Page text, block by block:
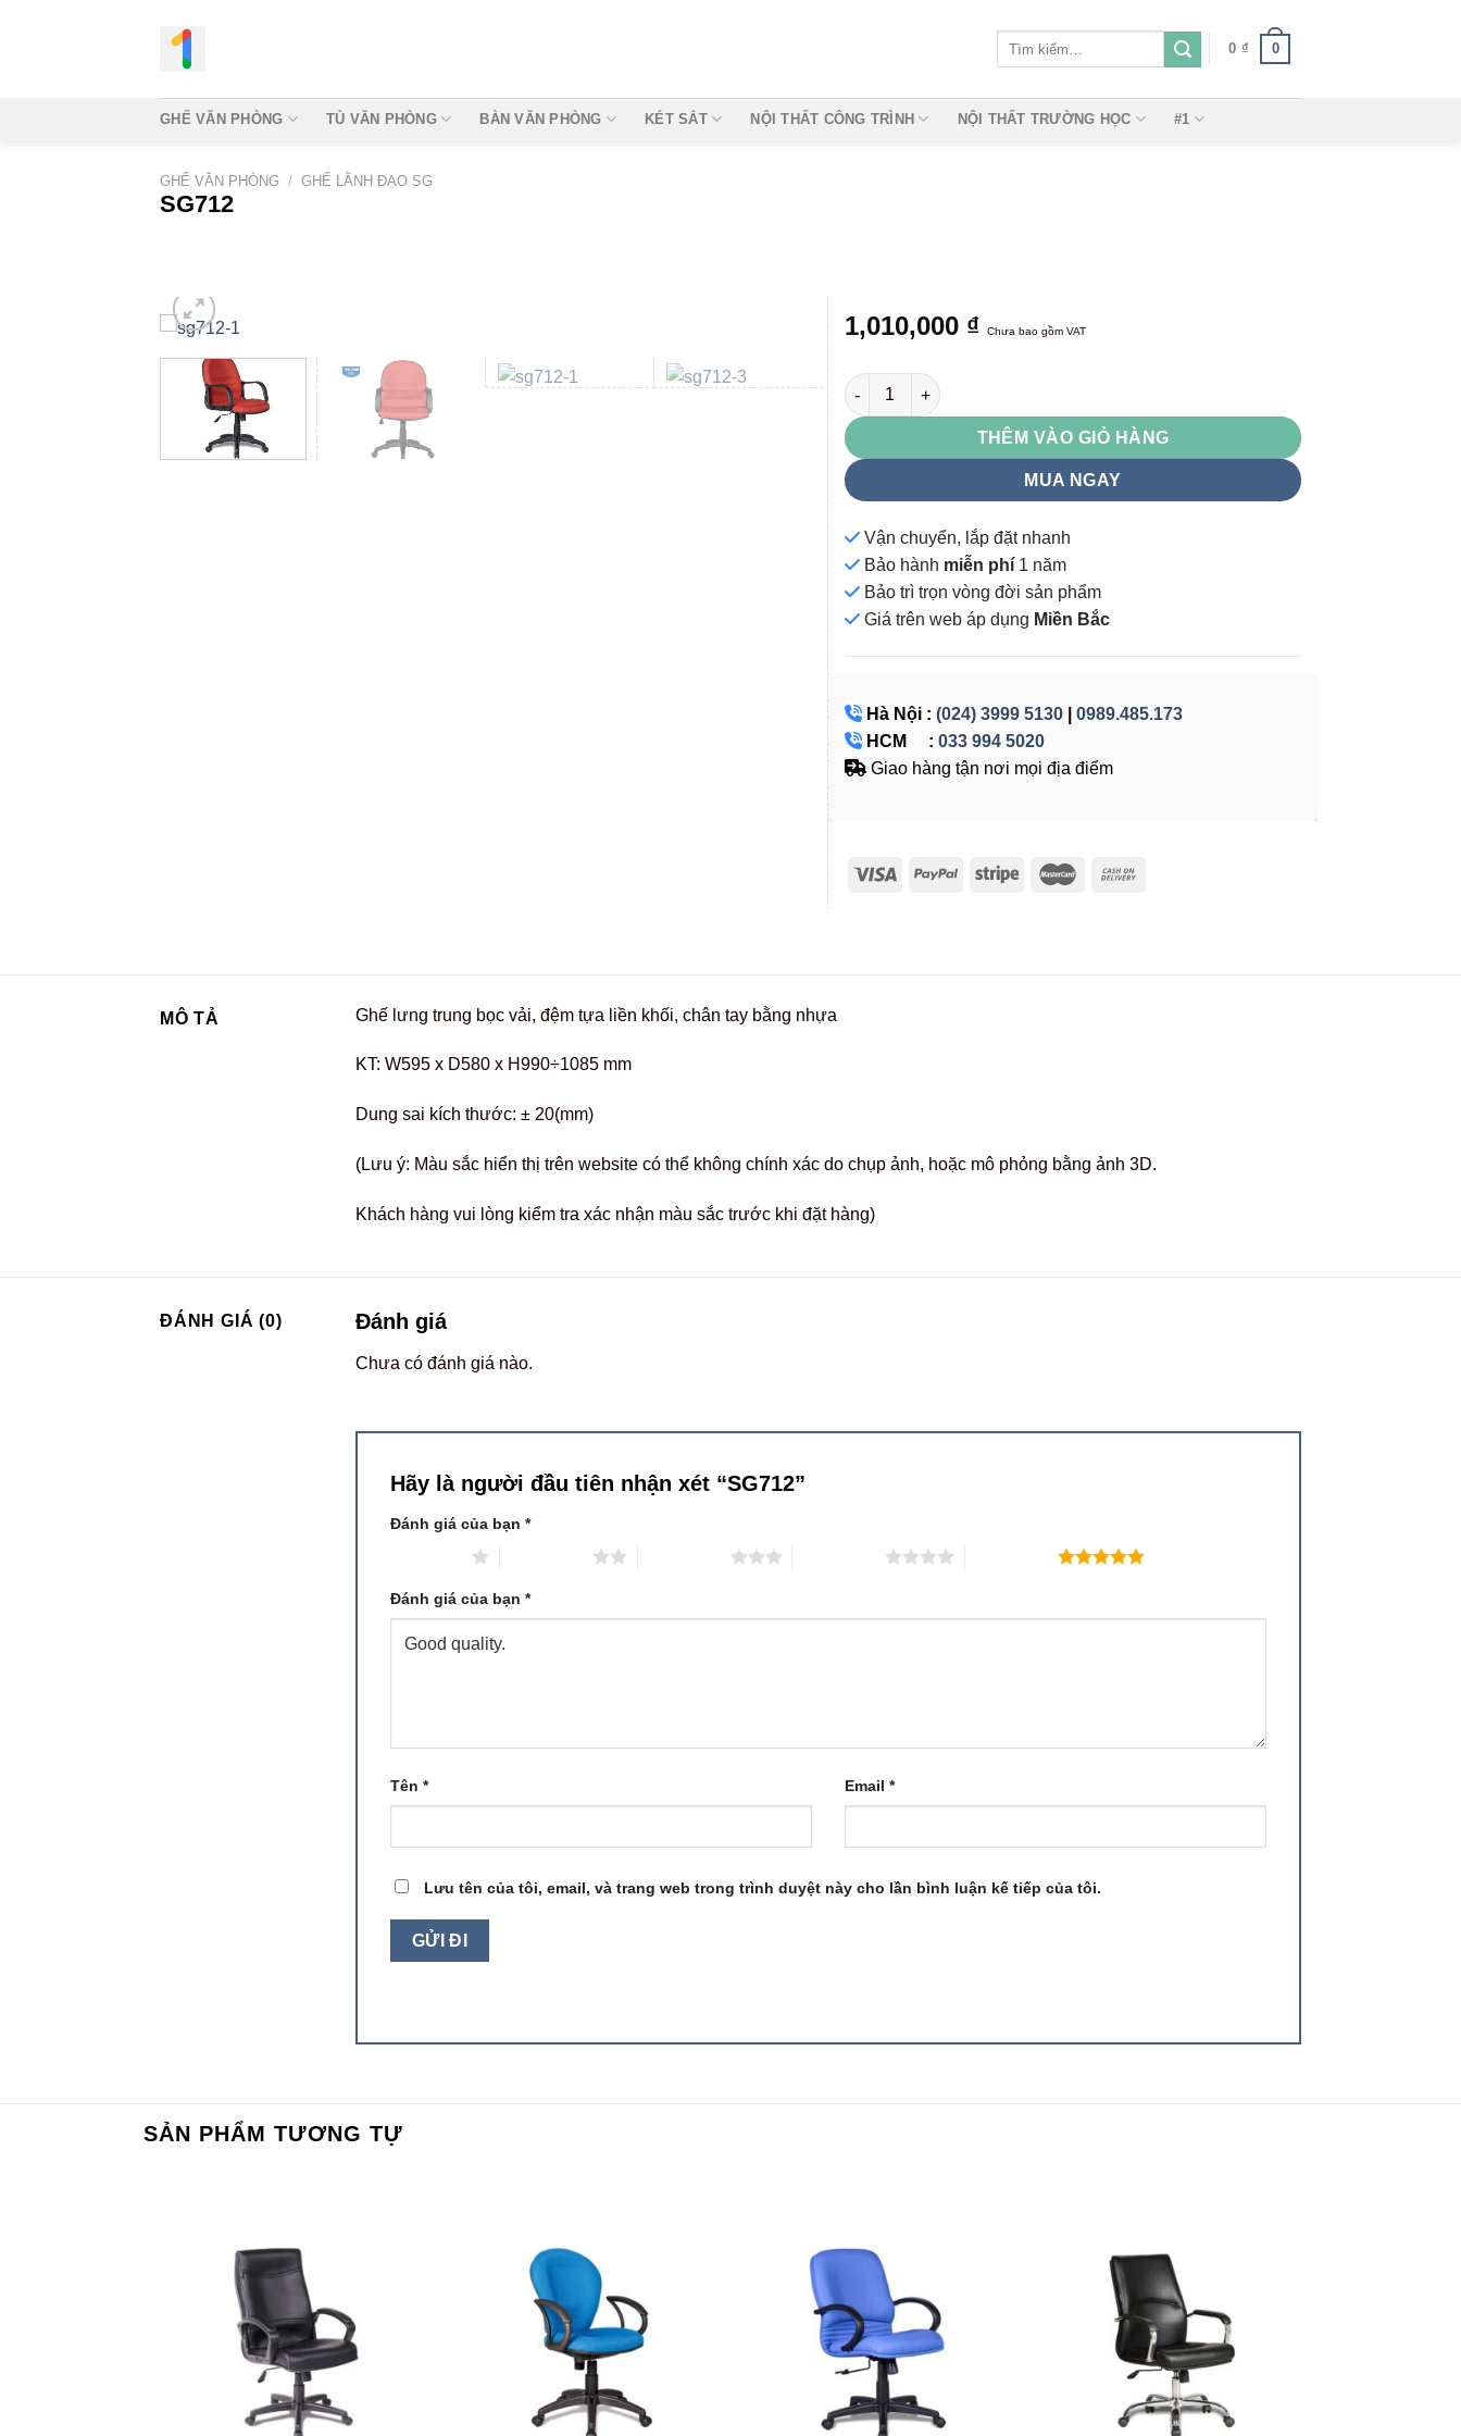
0 ₫ 0
GHẾ VĂN PHÒNG TỦ VĂN PHÒNG BÀN VĂN PHÒNG KÉT SẮT NỘI THẤT CÔNG TRÌNH NỘI THẤT TRƯỜNG HỌC #1
GHẾ VĂN PHÒNG / GHẾ LÃNH ĐẠO SG
SG712
1,010,000 ₫ Chưa bao gồm VAT
SG712 số lượng
THÊM VÀO GIỎ HÀNG
MUA NGAY
Vận chuyển, lắp đặt nhanh
Bảo hành miễn phí 1 năm
Bảo trì trọn vòng đời sản phẩm
Giá trên web áp dụng Miền Bắc
Hà Nội : (024) 3999 5130
0989.485.173
HCM : 033 994 5020
Giao hàng tận nơi mọi địa điểm
MÔ TẢ Ghế lưng trung bọc vải, đệm tựa liền khối, chân tay bằng nhựa
KT: W595 x D580 x H990÷1085 mm
Dung sai kích thước: ± 20(mm)
(Lưu ý: Màu sắc hiển thị trên website có thể không chính xác do chụp ảnh, hoặc mô phỏng bằng ảnh 3D.
Khách hàng vui lòng kiểm tra xác nhận màu sắc trước khi đặt hàng)
ĐÁNH GIÁ (0) Đánh giá
Chưa có đánh giá nào.
Hãy là người đầu tiên nhận xét “SG712”
Đánh giá của bạn *
5 trên 5 sao
Đánh giá của bạn *
Tên * Email *
Lưu tên của tôi, email, và trang web trong trình duyệt này cho lần bình luận kế tiếp của tôi.
SẢN PHẨM TƯƠNG TỰ